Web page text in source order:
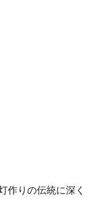
りの伝統に深く